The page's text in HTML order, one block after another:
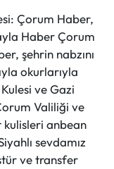
Çorum Haber,
Haber Çorum
şehrin nabzını
okurlarıyla
ve Gazi
Valiliği ve
kulisleri anbean
sevdamız
ve transfer